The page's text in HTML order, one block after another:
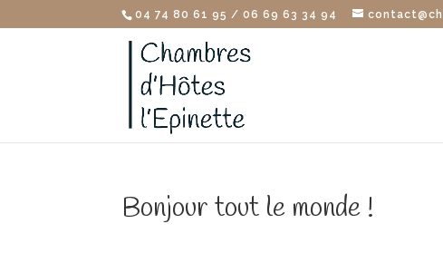
04 74 80 61 95 / 06 69 63 34 94
Bonjour tout le monde !